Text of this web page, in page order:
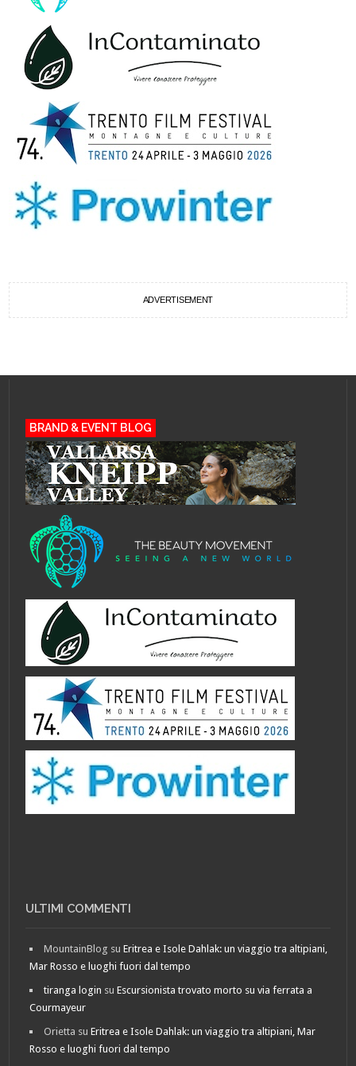
ADVERTISEMENT
BRAND & EVENT BLOG
ULTIMI COMMENTI
MountainBlog suEritrea e Isole Dahlak: un viaggio tra altipiani,
Mar Rosso e luoghi fuori dal tempo
tiranga login suEscursionista trovato morto su via ferrata a
Courmayeur
Orietta suEritrea e Isole Dahlak: un viaggio tra altipiani, Mar
Rosso e luoghi fuori dal tempo